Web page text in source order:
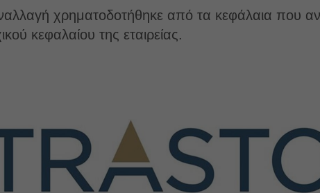
χρηματοδοτήθηκε από τα κεφάλαια που
κεφαλαίου της εταιρείας.